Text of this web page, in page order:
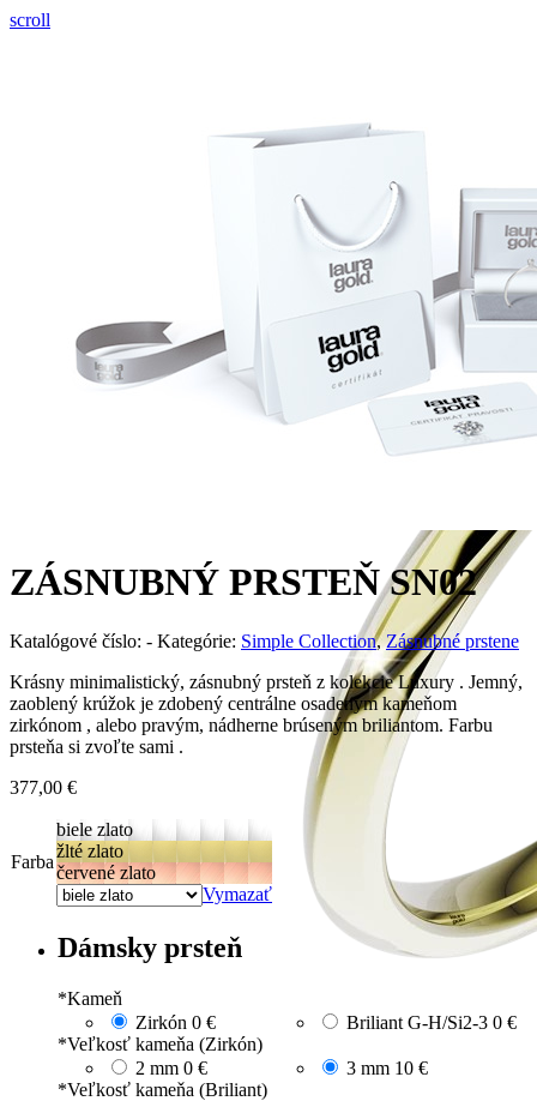
scroll
ZÁSNUBNÝ PRSTEŇ SN02
Katalógové číslo: - Kategórie: Simple Collection, Zásnubné prstene
Krásny minimalistický, zásnubný prsteň z kolekcie Luxury . Jemný,
zaoblený krúžok je zdobený centrálne osadeným kameňom
zirkónom , alebo pravým, nádherne brúseným briliantom. Farbu
prsteňa si zvoľte sami .
377,00 €
Farba
biele zlato
žlté zlato
červené zlato
Vymazať
Dámsky prsteň
*Kameň
Zirkón 0 € Briliant G-H/Si2-3 0 €
*Veľkosť kameňa (Zirkón)
2 mm 0 € 3 mm 10 €
*Veľkosť kameňa (Briliant)